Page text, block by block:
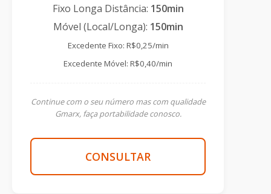
Fixo Longa Distância: 150min
Móvel (Local/Longa): 150min
Excedente Fixo: R$0,25/min
Excedente Móvel: R$0,40/min
Continue com o seu número mas com qualidade
Gmarx, faça portabilidade conosco.
CONSULTAR